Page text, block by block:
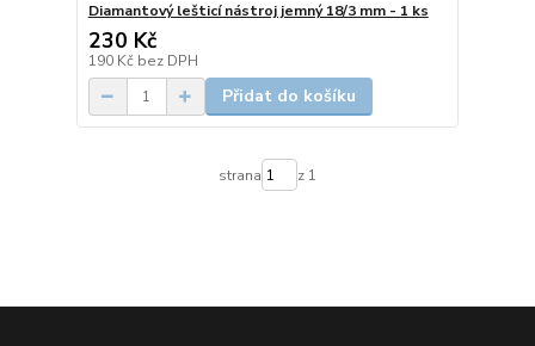
Diamantový lešticí nástroj jemný 18/3 mm - 1 ks
230 Kč
190 Kč bez DPH
Přidat do košíku
strana z 1